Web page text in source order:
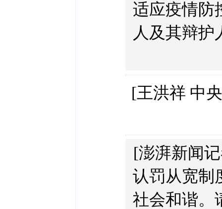
适应疫情防
人及其辩
[王洪祥 中
[澎湃新闻
认罚从宽制
社会和谐。